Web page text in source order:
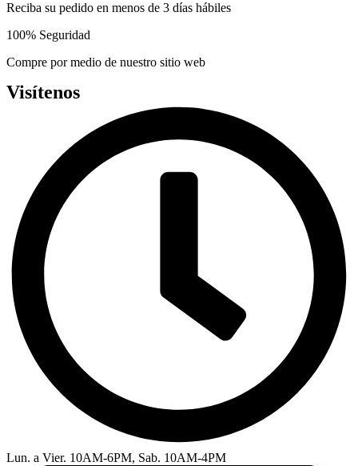
Reciba su pedido en menos de 3 días hábiles
100% Seguridad
Compre por medio de nuestro sitio web
Visítenos
Lun. a Vier. 10AM-6PM, Sab. 10AM-4PM